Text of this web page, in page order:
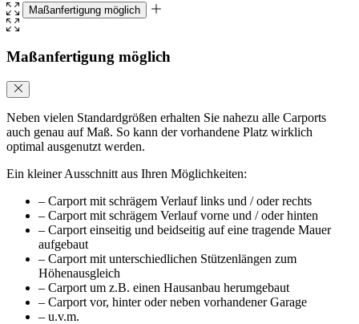
Maßanfertigung möglich
Maßanfertigung möglich
Neben vielen Standardgrößen erhalten Sie nahezu alle Carports
auch genau auf Maß. So kann der vorhandene Platz wirklich
optimal ausgenutzt werden.
Ein kleiner Ausschnitt aus Ihren Möglichkeiten:
– Carport mit schrägem Verlauf links und / oder rechts
– Carport mit schrägem Verlauf vorne und / oder hinten
– Carport einseitig und beidseitig auf eine tragende Mauer
aufgebaut
– Carport mit unterschiedlichen Stützenlängen zum
Höhenausgleich
– Carport um z.B. einen Hausanbau herumgebaut
– Carport vor, hinter oder neben vorhandener Garage
– u.v.m.